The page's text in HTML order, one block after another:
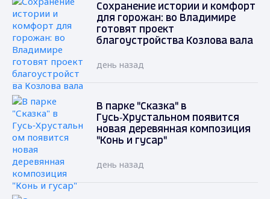
Сохранение истории и комфорт
для горожан: во Владимире
готовят проект
благоустройства Козлова вала
день назад
В парке "Сказка" в
Гусь‑Хрустальном появится
новая деревянная композиция
"Конь и гусар"
день назад